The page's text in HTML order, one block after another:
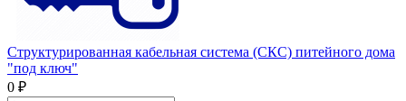
Структурированная кабельная система (СКС) питейного дома
"под ключ"
0 ₽